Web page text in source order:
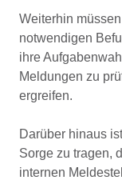
Weiterhin
notwendigen
ihre
Meldungen zu
ergreifen.
Darüber hinaus
Sorge zu tragen,
internen